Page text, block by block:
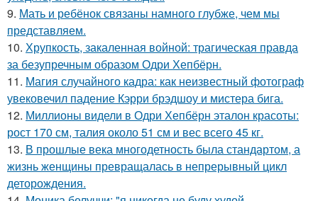
9. Мать и ребёнок связаны намного глубже, чем мы
представляем.
10. Хрупкость, закаленная войной: трагическая правда
за безупречным образом Одри Хепбёрн.
11. Магия случайного кадра: как неизвестный фотограф
увековечил падение Кэрри брэдшоу и мистера бига.
12. Миллионы видели в Одри Хепбёрн эталон красоты:
рост 170 см, талия около 51 см и вес всего 45 кг.
13. В прошлые века многодетность была стандартом, а
жизнь женщины превращалась в непрерывный цикл
деторождения.